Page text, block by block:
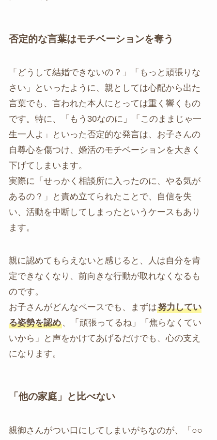
否定的な言葉はモチベーションを奪う
「どうして結婚できないの？」「もっと頑張りな
さい」といったように、親としては心配から出た
言葉でも、言われた本人にとっては重く響くもの
です。特に、「もう30なのに」「このままじゃ一
生一人よ」といった否定的な発言は、お子さんの
自尊心を傷つけ、婚活のモチベーションを大きく
下げてしまいます。
実際に「せっかく相談所に入ったのに、やる気が
あるの？」と責め立てられたことで、自信を失
い、活動を中断してしまったというケースもあり
ます。
親に認めてもらえないと感じると、人は自分を肯
定できなくなり、前向きな行動が取れなくなるも
のです。
お子さんがどんなペースでも、まずは努力してい
る姿勢を認め、「頑張ってるね」「焦らなくてい
いから」と声をかけてあげるだけでも、心の支え
になります。
「他の家庭」と比べない
親御さんがつい口にしてしまいがちなのが、「○○